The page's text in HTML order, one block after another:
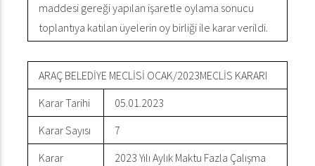
maddesi gereği yapılan işaretle oylama sonucu
toplantıya katılan üyelerin oy birliği ile karar verildi.
ARAÇ BELEDİYE MECLİSİ OCAK/2023MECLİS KARARI
Karar Tarihi
05.01.2023
Karar Sayısı
7
Karar
2023 Yılı Aylık Maktu Fazla Çalışma